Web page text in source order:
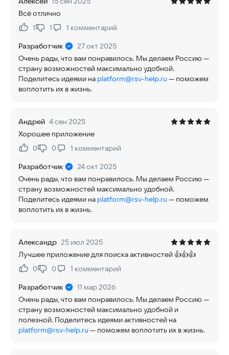
Всё отлично
Нравится:
1Не нравится:
1 1 комментарий
Разработчик
27 окт 2025
Очень рады, что вам понравилось. Мы делаем Россию —
страну возможностей максимально удобной.
Поделитесь идеями на platform@rsv-help.ru — поможем
воплотить их в жизнь.
Андрей 4 сен 2025
Хорошее приложение
Нравится:
0Не нравится:
0 1 комментарий
Разработчик
24 окт 2025
Очень рады, что вам понравилось. Мы делаем Россию —
страну возможностей максимально удобной.
Поделитесь идеями на platform@rsv-help.ru — поможем
воплотить их в жизнь.
Александр 25 июл 2025
Лучшее приложение для поиска активностей 👍👍👍
Нравится:
0Не нравится:
0 1 комментарий
Разработчик
11 мар 2026
Очень рады, что вам понравилось. Мы делаем Россию —
страну возможностей максимально удобной и
полезной. Поделитесь идеями активностей на
platform@rsv-help.ru — поможем воплотить их в жизнь.